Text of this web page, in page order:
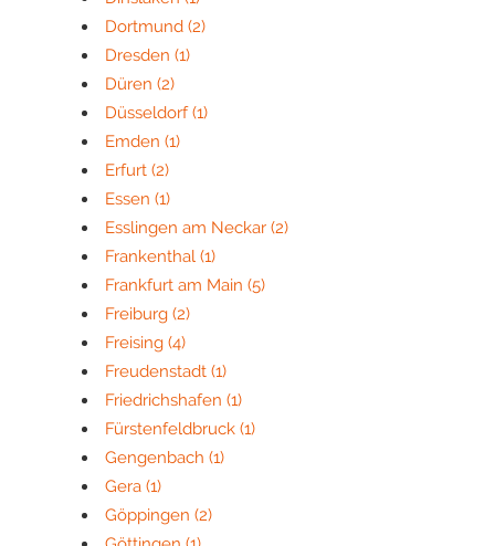
Dortmund (2)
Dresden (1)
Düren (2)
Düsseldorf(1)
Emden (1)
Erfurt (2)
Essen (1)
Esslingen am Neckar (2)
Frankenthal (1)
Frankfurt am Main (5)
Freiburg (2)
Freising (4)
Freudenstadt (1)
Friedrichshafen (1)
Fürstenfeldbruck (1)
Gengenbach (1)
Gera (1)
Göppingen (2)